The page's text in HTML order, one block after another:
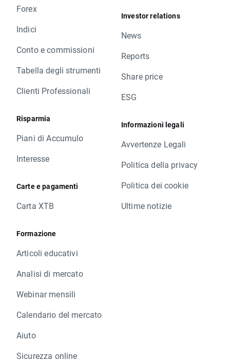
Forex
Indici
Conto e commissioni
Tabella degli strumenti
Clienti Professionali
Risparmia
Piani di Accumulo
Interesse
Carte e pagamenti
Carta XTB
Formazione
Articoli educativi
Analisi di mercato
Webinar mensili
Calendario del mercato
Aiuto
Sicurezza online
Investor relations
News
Reports
Share price
ESG
Informazioni legali
Avvertenze Legali
Politica della privacy
Politica dei cookie
Ultime notizie